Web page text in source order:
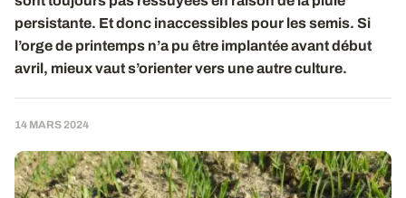
persistante. Et donc inaccessibles pour les semis. Si
l’orge de printemps n’a pu être implantée avant début
avril, mieux vaut s’orienter vers une autre culture.
14 MARS 2024